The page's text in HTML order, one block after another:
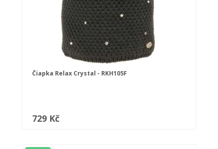
Čiapka Relax Crystal - RKH105F
729 Kč